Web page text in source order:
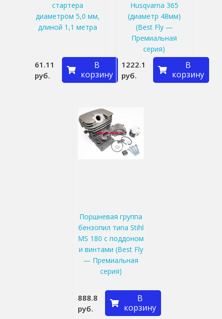
стартера
диаметром 5,0 мм,
длиной 1,1 метра
61.11
руб.
В
корзину
Husqvarna 365
(диаметр 48мм)
(Best Fly —
Премиальная
серия)
1222.1
руб.
В
корзину
Поршневая группа
бензопил типа Stihl
MS 180 с поддоном
и винтами (Best Fly
— Премиальная
серия)
888.8
руб.
В
корзину